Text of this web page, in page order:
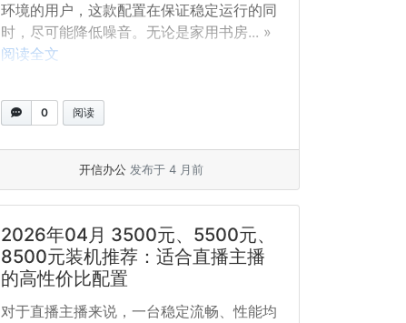
环境的用户，这款配置在保证稳定运行的同
时，尽可能降低噪音。无论是家用书房... »
阅读全文
0 阅读
开信办公 发布于 4 月前
2026年04月 3500元、5500元、
8500元装机推荐：适合直播主播
的高性价比配置
对于直播主播来说，一台稳定流畅、性能均